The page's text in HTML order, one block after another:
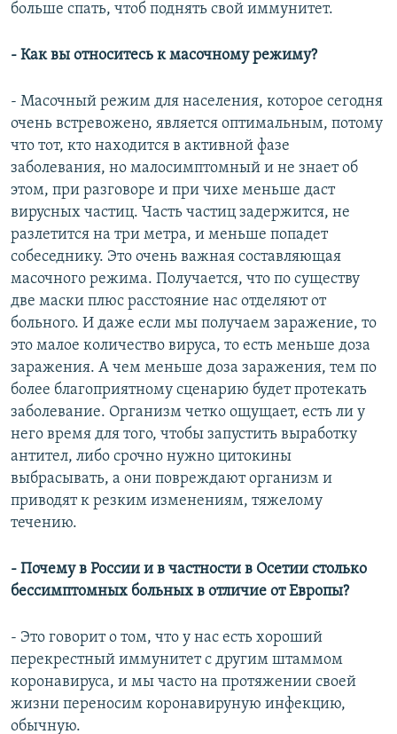
больше спать, чтоб поднять свой иммунитет.
- Как вы относитесь к масочному режиму?
- Масочный режим для населения, которое сегодня
очень встревожено, является оптимальным, потому
что тот, кто находится в активной фазе
заболевания, но малосимптомный и не знает об
этом, при разговоре и при чихе меньше даст
вирусных частиц. Часть частиц задержится, не
разлетится на три метра, и меньше попадет
собеседнику. Это очень важная составляющая
масочного режима. Получается, что по существу
две маски плюс расстояние нас отделяют от
больного. И даже если мы получаем заражение, то
это малое количество вируса, то есть меньше доза
заражения. А чем меньше доза заражения, тем по
более благоприятному сценарию будет протекать
заболевание. Организм четко ощущает, есть ли у
него время для того, чтобы запустить выработку
антител, либо срочно нужно цитокины
выбрасывать, а они повреждают организм и
приводят к резким изменениям, тяжелому
течению.
- Почему в России и в частности в Осетии столько
бессимптомных больных в отличие от Европы?
- Это говорит о том, что у нас есть хороший
перекрестный иммунитет с другим штаммом
коронавируса, и мы часто на протяжении своей
жизни переносим коронавируную инфекцию,
обычную.